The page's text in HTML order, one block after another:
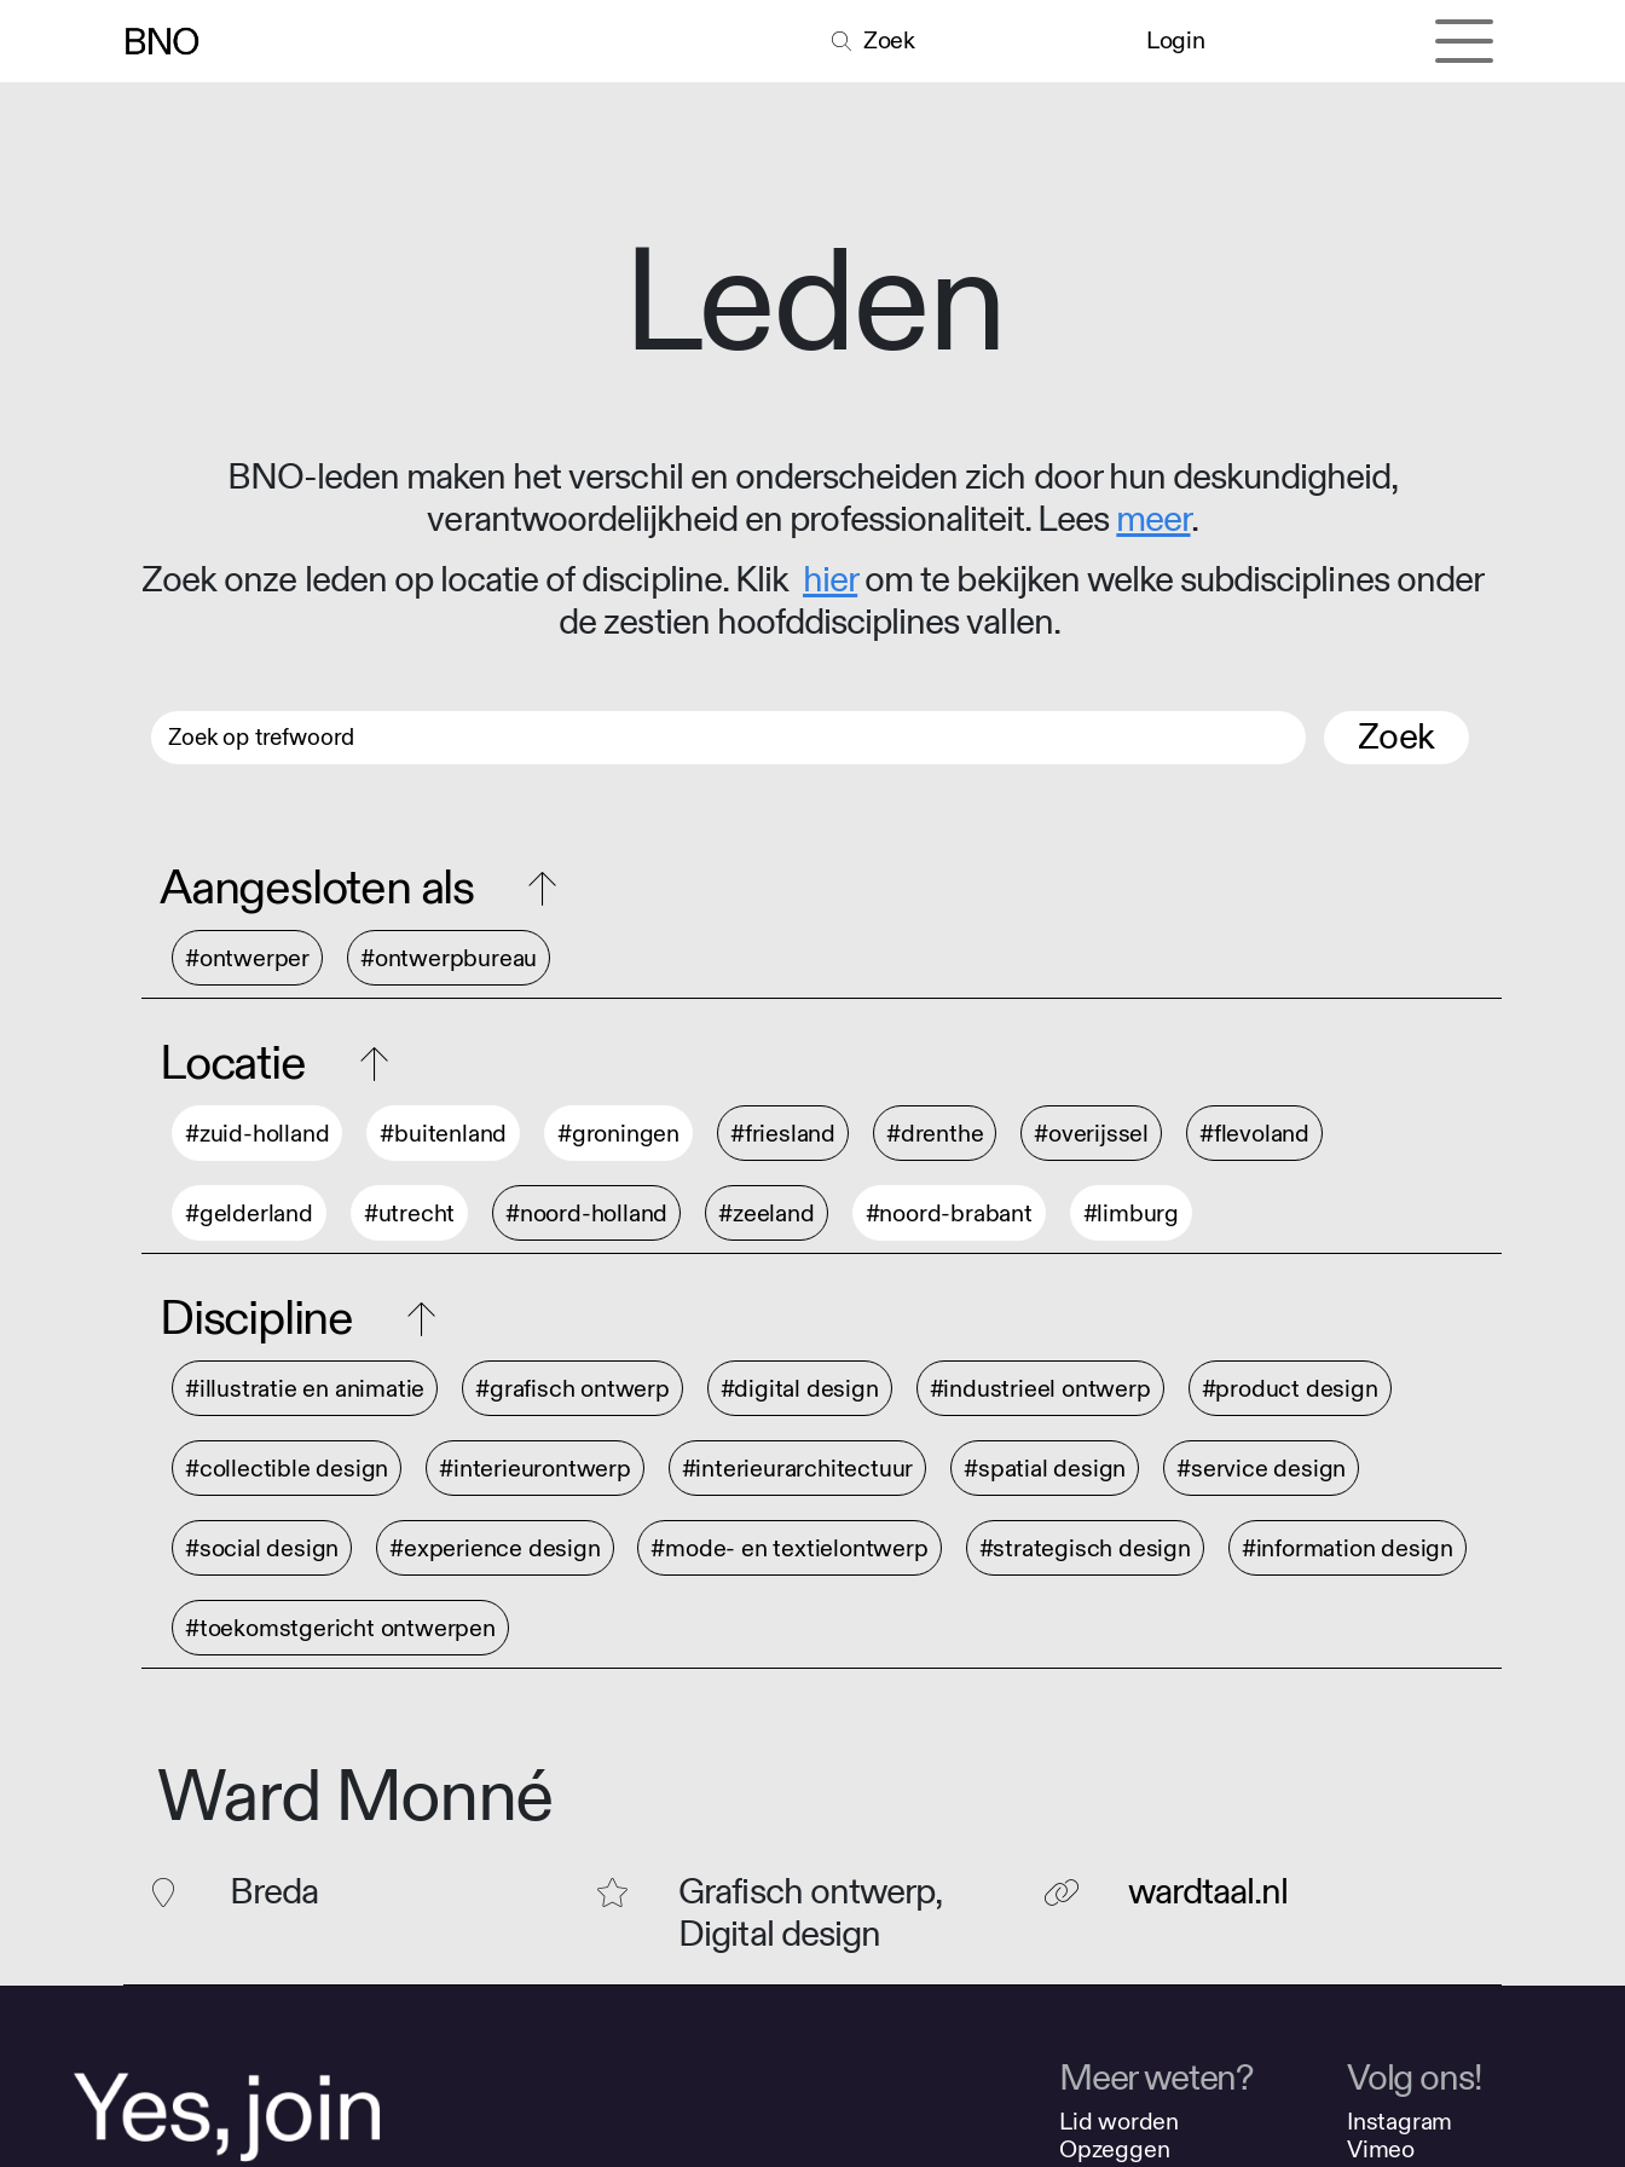
Zoek Login
Leden
BNO-leden maken het verschil en onderscheiden zich door hun deskundigheid,
verantwoordelijkheid en professionaliteit. Leesmeer.
Zoek onze leden op locatie of discipline. Klik hierom te bekijken welke subdisciplines onder
de zestien hoofddisciplines vallen.
Zoek
Aangesloten als
#ontwerper #ontwerpbureau
Locatie
#zuid-holland #buitenland #groningen #friesland #drenthe #overijssel #flevoland
#gelderland #utrecht #noord-holland #zeeland #noord-brabant #limburg
Discipline
#illustratie en animatie #grafisch ontwerp #digital design #industrieel ontwerp #product design
#collectible design #interieurontwerp #interieurarchitectuur #spatial design #service design
#social design #experience design #mode- en textielontwerp #strategisch design #information design
#toekomstgericht ontwerpen
Ward Monné
Breda
Grafisch ontwerp,
Digital design
wardtaal.nl
Meer weten?
Lid worden
Opzeggen
Volg ons!
Instagram
Vimeo